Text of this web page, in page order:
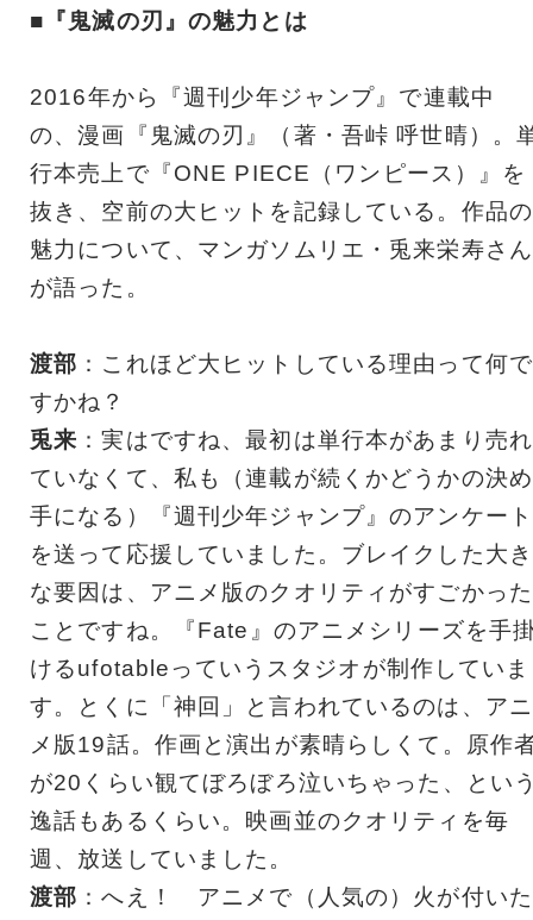
■『鬼滅の刃』の魅力とは
2016年から『週刊少年ジャンプ』で連載中
の、漫画『鬼滅の刃』（著・吾峠 呼世晴）。
行本売上で『ONE PIECE（ワンピース）』を
抜き、空前の大ヒットを記録している。作品の
魅力について、マンガソムリエ・兎来栄寿さん
が語った。
渡部 ：これほど大ヒットしている理由って何で
すかね？
兎来 ：実はですね、最初は単行本があまり売れ
ていなくて、私も（連載が続くかどうかの決め
手になる）『週刊少年ジャンプ』のアンケート
を送って応援していました。ブレイクした大き
な要因は、アニメ版のクオリティがすごかった
ことですね。『Fate』のアニメシリーズを手
けるufotableっていうスタジオが制作していま
す。とくに「神回」と言われているのは、アニ
メ版19話。作画と演出が素晴らしくて。原作
が20くらい観てぼろぼろ泣いちゃった、とい
逸話もあるくらい。映画並のクオリティを毎
週、放送していました。
渡部 ：へえ！ アニメで（人気の）火が付いた